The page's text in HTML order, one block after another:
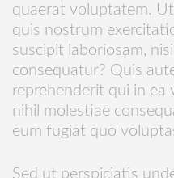
quaerat voluptatem.
quis nostrum
suscipit laboriosam,
consequatur? Quis
reprehenderit qui in ea
nihil molestiae
eum fugiat quo
Sed ut perspiciatis